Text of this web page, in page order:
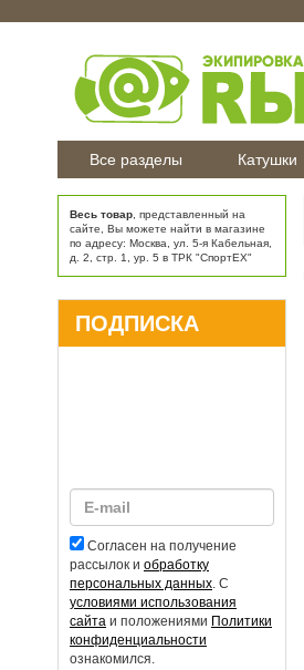
Все разделы Катушки
Весь товар , представленный на
сайте, Вы можете найти в магазине
по адресу: Москва, ул. 5-я Кабельная,
д. 2, стр. 1, ур. 5 в ТРК "СпортЕХ"
ПОДПИСКА
Согласен на получение
рассылок и обработку
персональных данных. С
условиями использования
сайта и положениями Политики
конфиденциальности
ознакомился.